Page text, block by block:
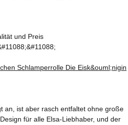
und Preis
an, ist aber rasch entfaltet ohne große
für alle Elsa-Liebhaber, und der